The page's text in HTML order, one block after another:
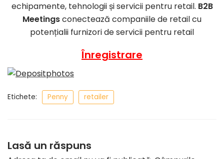
echipamente, tehnologii și servicii pentru retail. B2B
Meetingsconectează companiile de retail cu
potențialii furnizori de servicii pentru retail
Înregistrare
Etichete: Penny retailer
Lasă un răspuns